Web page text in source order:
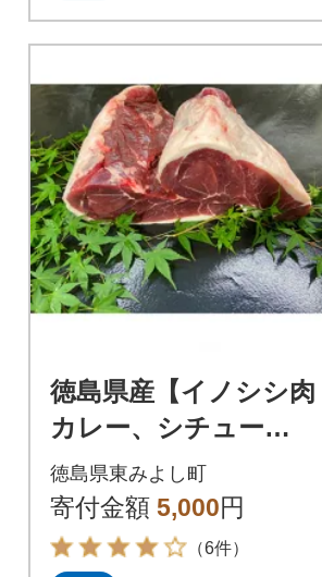
徳島県産【イノシシ肉
カレー、シチュー
用】約300g
徳島県東みよし町
寄付金額 5,000円
（6件）